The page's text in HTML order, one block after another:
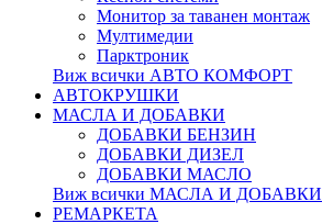
Монитор за таванен монтаж
Мултимедии
Парктроник
Виж всички АВТО КОМФОРТ
АВТОКРУШКИ
МАСЛА И ДОБАВКИ
ДОБАВКИ БЕНЗИН
ДОБАВКИ ДИЗЕЛ
ДОБАВКИ МАСЛО
Виж всички МАСЛА И ДОБАВКИ
РЕМАРКЕТА